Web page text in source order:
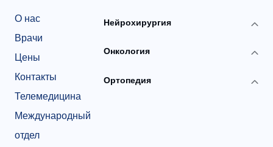
О нас
Врачи
Цены
Контакты
Телемедицина
Международный
отдел
Нейрохирургия
Онкология
Ортопедия